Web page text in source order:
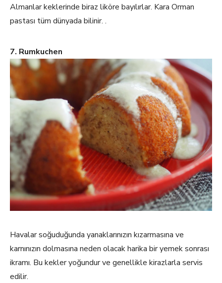
Almanlar keklerinde biraz liköre bayılırlar. Kara Orman
pastası tüm dünyada bilinir. .
7. Rumkuchen
Havalar soğuduğunda yanaklarınızın kızarmasına ve
karnınızın dolmasına neden olacak harika bir yemek sonrası
ikramı. Bu kekler yoğundur ve genellikle kirazlarla servis
edilir.